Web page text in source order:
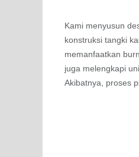
Kami menyusun
konstruksi tangki
memanfaatkan
juga melengkapi
Akibatnya, proses